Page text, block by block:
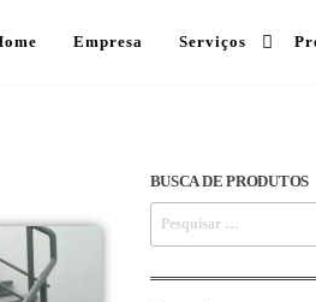
Empresa Serviços
BUSCA DE PRODUTOS